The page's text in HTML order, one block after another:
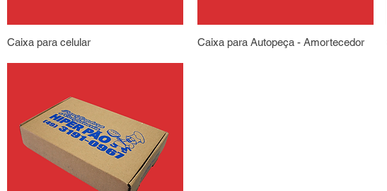
Caixa para celular Caixa para Autopeça - Amortecedor